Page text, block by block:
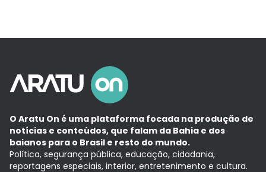
O Aratu On é uma plataforma focada na produção de
notícias e conteúdos, que falam da Bahia e dos
baianos para o Brasil e resto do mundo.
Política, segurança pública, educação, cidadania,
reportagens especiais, interior, entretenimento e cultura.